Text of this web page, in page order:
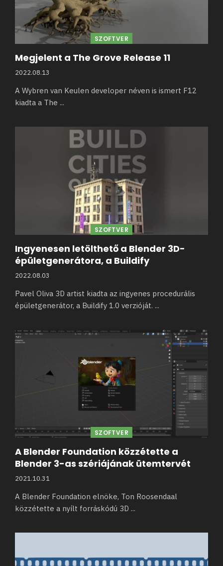
SZOFTVER
Megjelent a The Grove Release 11
2022.08.13
A Wybren van Keulen developer néven is ismert F12
kiadta a The ...
SZOFTVER
Ingyenesen letölthető a Blender 3D-
épületgenerátora, a Buildify
2022.08.03
Pavel Oliva 3D artist kiadta az ingyenes procedurális
épületgenerátor, a Buildify 1.0 verzióját. ...
SZOFTVER
A Blender Foundation közzétette a
Blender 3-as szériájának ütemtervét
2021.10.31
A Blender Foundation elnöke, Ton Roosendaal
közzétette a nyílt forráskódú 3D ...